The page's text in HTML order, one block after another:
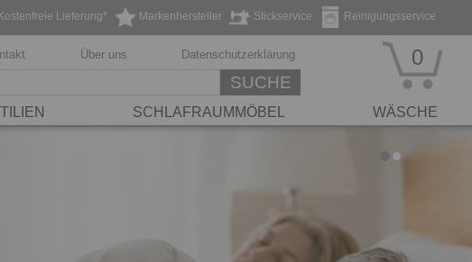
Reinigungsservice
Stickservice
Markenhersteller
Kostenfreie Lieferung*
Über uns Datenschutzerklärung
SUCHE
0
SCHLAFRAUMMÖBEL WÄSCHE